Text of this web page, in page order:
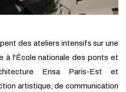
des ateliers intensifs sur une
à l'École nationale des ponts et
Ensa Paris-Est et
artistique, de communication